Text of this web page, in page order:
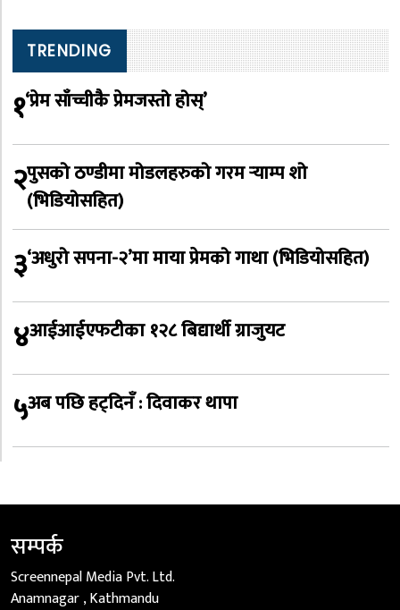
TRENDING
१‘प्रेम साँच्चीकै प्रेमजस्तो होस्’
२पुसको ठण्डीमा मोडलहरुको गरम र्‍याम्प शो
(भिडियोसहित)
३‘अधुरो सपना-२’मा माया प्रेमको गाथा (भिडियोसहित)
४आईआईएफटीका १२८ बिद्यार्थी ग्राजुयट
५अब पछि हट्दिनँ : दिवाकर थापा
सम्पर्क
Screennepal Media Pvt. Ltd.
Anamnagar , Kathmandu